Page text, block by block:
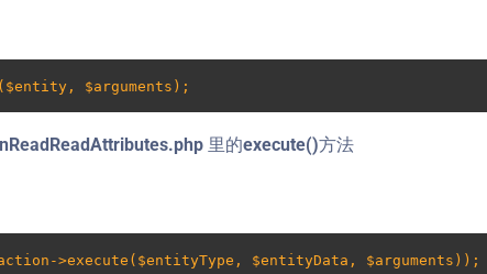
$arguments);
里的execute()方法
>execute($entityType, $entityData, $arguments));